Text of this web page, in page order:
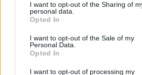
I want to opt-out of the Sharing of
personal data.
Opted In
I want to opt-out of the Sale of my
Personal Data.
Opted In
I want to opt-out of processing my